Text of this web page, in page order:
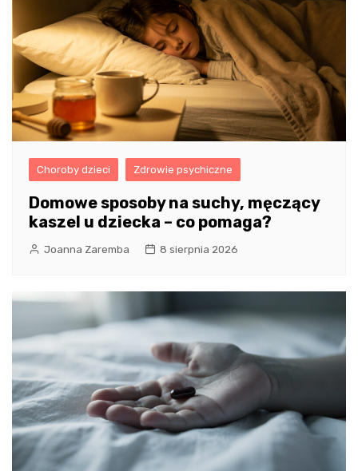
Choroby dzieci Zdrowie psychiczne
Domowe sposoby na suchy, męczący
kaszel u dziecka – co pomaga?
Joanna Zaremba 8 sierpnia 2026